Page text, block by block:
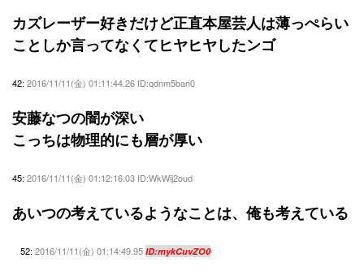
カズレーザー好きだけど正直本屋芸人は薄っぺらい
ことしか言ってなくてヒヤヒヤしたンゴ
42: 2016/11/11(金) 01:11:44.26 ID:qdnm5ban0
安藤なつの闇が深い
こっちは物理的にも層が厚い
45: 2016/11/11(金) 01:12:16.03 ID:WkWij2oud
あいつの考えているようなことは、俺も考えている
52: 2016/11/11(金) 01:14:49.95 ID:mykCuvZO0